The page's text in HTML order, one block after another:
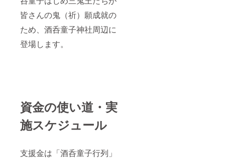
皆さんの鬼（祈）願成就の
ため、酒呑童子神社周辺に
登場します。
資金の使い道・実
施スケジュール
支援金は「酒呑童子行列」